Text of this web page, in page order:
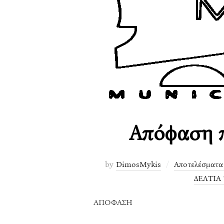
Απόφαση
by DimosMykis
ΑΠΟΦΑΣΗ